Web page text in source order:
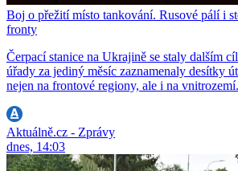
Boj o přežití místo tankování. Rusové pálí i
fronty
Čerpací stanice na Ukrajině se staly dalším
úřady za jediný měsíc zaznamenaly desítky
nejen na frontové regiony, ale i na vnitrozemí.
Aktuálně.cz - Zprávy
dnes, 14:03